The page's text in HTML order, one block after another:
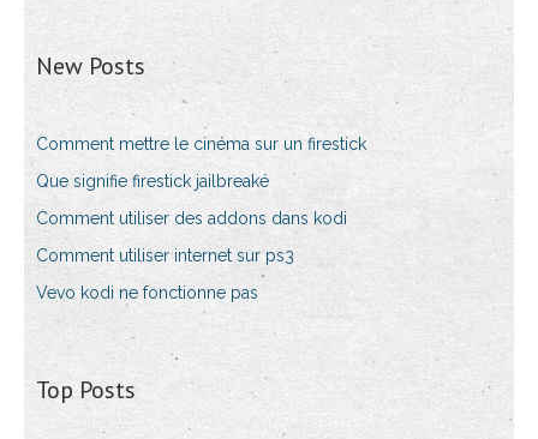
New Posts
Comment mettre le cinéma sur un firestick
Que signifie firestick jailbreaké
Comment utiliser des addons dans kodi
Comment utiliser internet sur ps3
Vevo kodi ne fonctionne pas
Top Posts